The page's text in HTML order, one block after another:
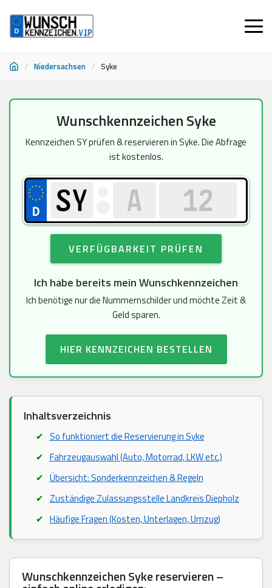
/ Niedersachsen / Syke
springen
Wunschkennzeichen Syke
Kennzeichen SY prüfen & reservieren in Syke. Die Abfrage
ist kostenlos.
VERFÜGBARKEIT PRÜFEN
Ich habe bereits mein Wunschkennzeichen
Ich benötige nur die Nummernschilder und möchte Zeit &
Geld sparen.
HIER KENNZEICHEN BESTELLEN
Inhaltsverzeichnis
So funktioniert die Reservierung in Syke
Fahrzeugauswahl (Auto, Motorrad, LKW etc.)
Übersicht: Sonderkennzeichen & Regeln
Zuständige Zulassungsstelle Landkreis Diepholz
Häufige Fragen (Kosten, Unterlagen, Umzug)
Wunschkennzeichen Syke reservieren –